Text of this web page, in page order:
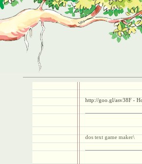
http://goo.gl/asv38F -
dos text game maker\